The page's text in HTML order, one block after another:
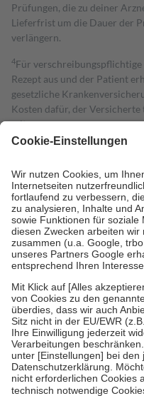
Prüfungen, die zu deiner
Lieferfrist um die Dauer der
verlängern.
4Für
Rezept aus und der Patient
gesetzliche
Kosten dafür, der
mit.
Grundsätzlich leisten
höchstens zehn Euro.
Es sind
Kosten der Leistung zu
Diese Regeln gelten
Bei Heilmitteln und
Zuzahlung zehn Prozent der
Verordnung.
Um das Engagement der
stärken und die besondere
fallenkeine Zuzahlungenan
• Kindern und Jugendlichen
mit Ausnahme der Fahrkosten
• Untersuchungen zur
GKV getragen werden
• empfohlenen
• Harn- und Blutteststreifen